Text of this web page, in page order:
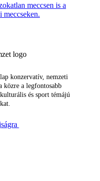
meccsen is a
meccseken.
konzervatív, nemzeti
közre a legfontosabb
és sport témájú